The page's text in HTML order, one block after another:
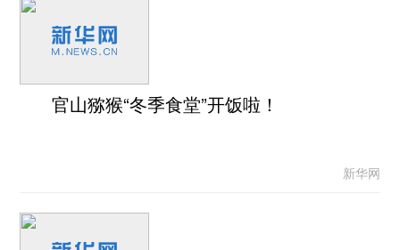
官山猕猴“冬季食堂”开饭啦！
新华网